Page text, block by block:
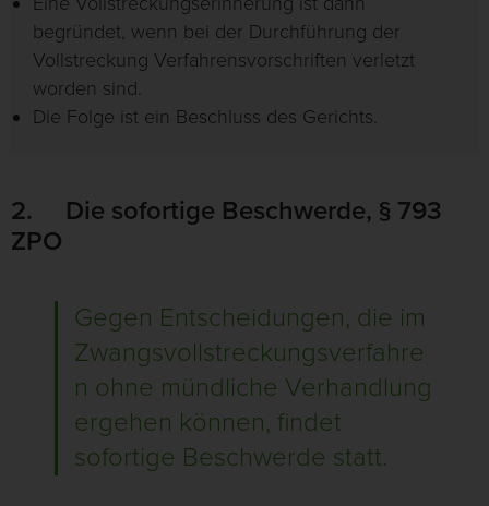
begründet, wenn bei der Durchführung der
Vollstreckung Verfahrensvorschriften verletzt
worden sind.
Die Folge ist ein Beschluss des Gerichts.
2. Die sofortige Beschwerde, § 793
ZPO
Gegen Entscheidungen, die im
Zwangsvollstreckungsverfahre
n ohne mündliche Verhandlung
ergehen können, findet
sofortige Beschwerde statt.